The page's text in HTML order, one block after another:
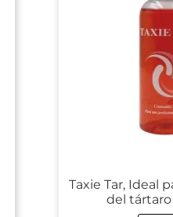
Taxie Tar, Ideal
del